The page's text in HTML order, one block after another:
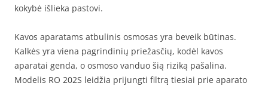
kokybė išlieka pastovi.
Kavos aparatams atbulinis osmosas yra beveik būtinas.
Kalkės yra viena pagrindinių priežasčių, kodėl kavos
aparatai genda, o osmoso vanduo šią riziką pašalina.
Modelis RO 202S leidžia prijungti filtrą tiesiai prie aparato